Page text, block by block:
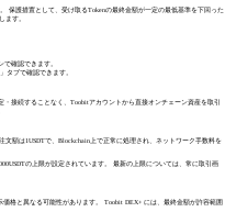
保護措置として、受け取るTokenの最終金額が一定の最低基準を下回った
ます。
で確認できます。
タブで確認できます。
接続することなく、Toobitアカウントから直接オンチェーン資産を取引
額は1USDTで、Blockchain上で正常に処理され、ネットワーク手数料を
の上限が設定されています。 最新の上限については、常に取引画
格と異なる可能性があります。 Toobit DEX+ には、最終金額が許容範囲